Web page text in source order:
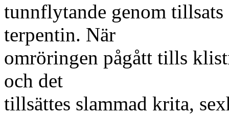
tunnflytande genom
terpentin. När
omröringen pågått tills
och det
tillsättes slammad krita,